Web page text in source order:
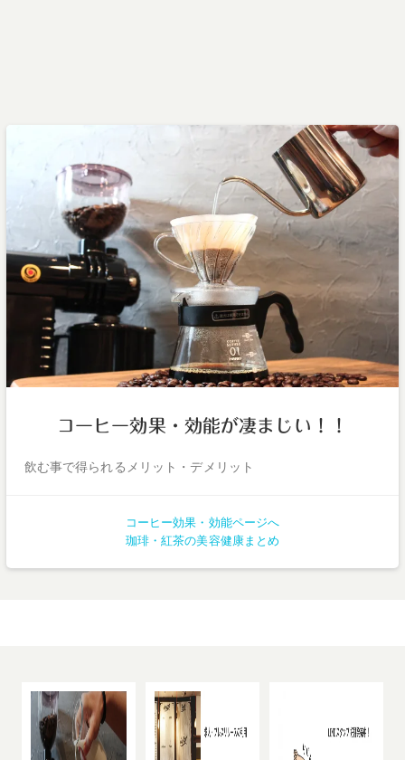
コーヒー効果・効能が凄まじい！！
飲む事で得られるメリット・デメリット
コーヒー効果・効能ページへ
珈琲・紅茶の美容健康まとめ